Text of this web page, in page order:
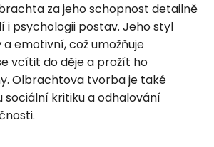
za jeho schopnost detailně
psychologii postav. Jeho styl
emotivní, což umožňuje
vcítit do děje a prožít ho
Olbrachtova tvorba je také
sociální kritiku a odhalování